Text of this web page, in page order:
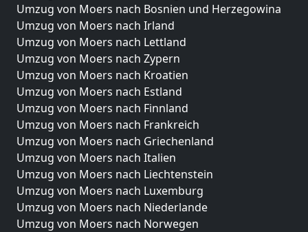
Umzug von Moers nach Bosnien und Herzegowina
Umzug von Moers nach Irland
Umzug von Moers nach Lettland
Umzug von Moers nach Zypern
Umzug von Moers nach Kroatien
Umzug von Moers nach Estland
Umzug von Moers nach Finnland
Umzug von Moers nach Frankreich
Umzug von Moers nach Griechenland
Umzug von Moers nach Italien
Umzug von Moers nach Liechtenstein
Umzug von Moers nach Luxemburg
Umzug von Moers nach Niederlande
Umzug von Moers nach Norwegen